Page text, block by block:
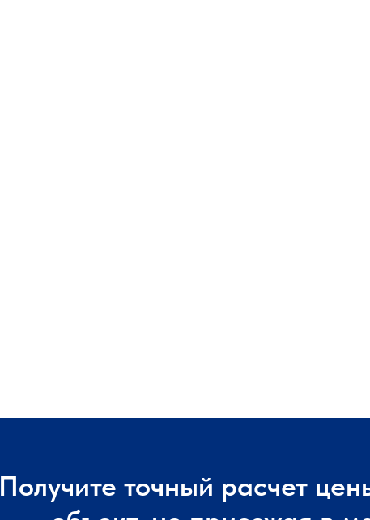
Получите точный расчет